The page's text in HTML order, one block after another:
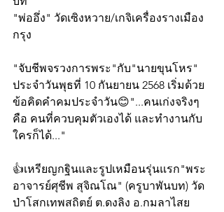
"พ่ออึ่ง" วัดเซิงหวาย/เกจิเครื่องรางเมือง
กรุง
"จับชีพจรวงการพระ"กับ"นายขุนโหร"
ประจำวันพุธที่ 10 กันยายน 2568 เริ่มด้วย
ข้อคิดคำคมประจำวัน😊"...คนเก่งจริงๆ
คือ คนที่ควบคุมตัวเองได้ และทำงานกับ
ใครก็ได้..."
👍เหรียญกฐินและรูปเหมือนรุ่นแรก"พระ
อาจารย์ศุชีพ สุจิณโณ" (ครูบาพันบท) วัด
ป่าโสกเทพสถิตย์ ต.ดงลิง อ.กมลาไสย